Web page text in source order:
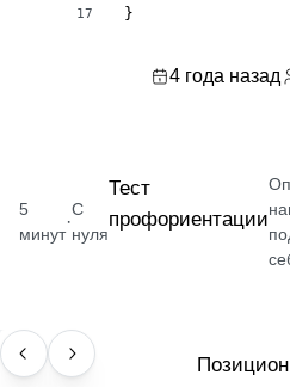
17
}
4 года назад
5
минут
·
С
нуля
Тест
профориентации
НАВЫК